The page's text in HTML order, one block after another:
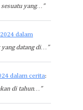
sesuatu yang…”
2024 dalam
yang datang di…”
dalam cerita:
di tahun…”